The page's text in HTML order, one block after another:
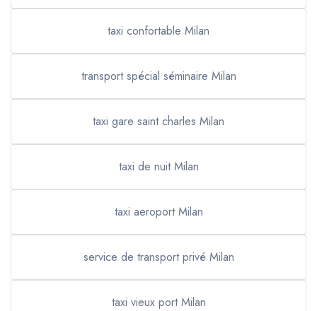
taxi confortable Milan
transport spécial séminaire Milan
taxi gare saint charles Milan
taxi de nuit Milan
taxi aeroport Milan
service de transport privé Milan
taxi vieux port Milan